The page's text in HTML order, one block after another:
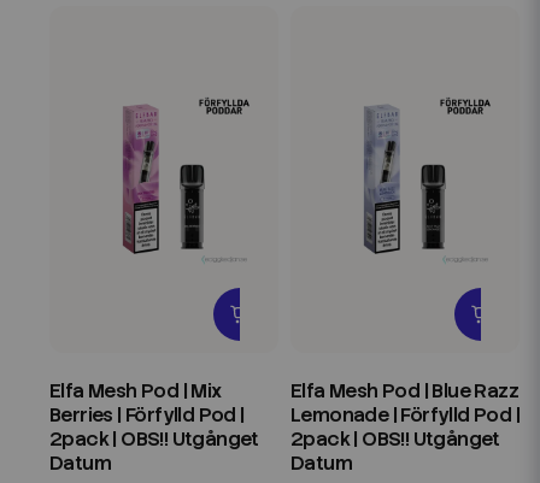
Elfa Mesh Pod | Mix
Berries | Förfylld Pod |
2pack | OBS!! Utgånget
Datum
Elfa Mesh Pod | Blue Razz
Lemonade | Förfylld Pod |
2pack | OBS!! Utgånget
Datum